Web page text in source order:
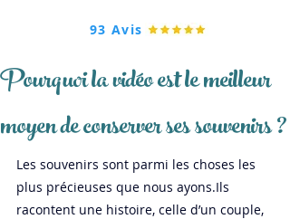
93 Avis
Pourquoi la vidéo est le meilleur
moyen de conserver ses souvenirs ?
Les souvenirs sont parmi les choses les
plus précieuses que nous ayons.Ils
racontent une histoire, celle d’un couple,